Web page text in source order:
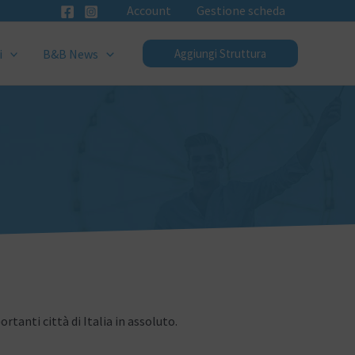
Account Gestione scheda
B&B News Aggiungi Struttura
città di Italia in assoluto.